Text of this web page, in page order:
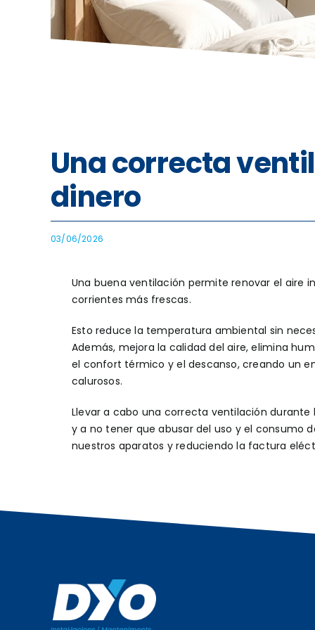
Una correcta
dinero
03/06/2026
Una buena ventilación permite renovar el aire
corrientes más frescas.
Esto reduce la temperatura ambiental sin
Además, mejora la calidad del aire, elimina
el confort térmico y el descanso, creando un
calurosos.
Llevar a cabo una correcta ventilación
y a no tener que abusar del uso y el consumo
nuestros aparatos y reduciendo la factura